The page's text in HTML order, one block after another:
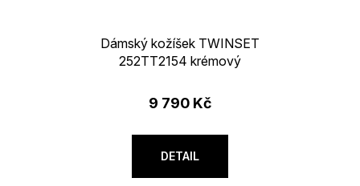
Dámský kožíšek TWINSET
252TT2154 krémový
9 790 Kč
DETAIL